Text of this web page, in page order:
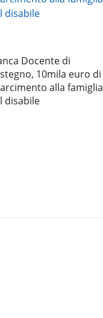
Docente di
10mila euro di
alla famiglia
disabile